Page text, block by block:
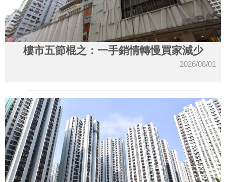
樓市五節棍之：一手銷情轉慢買家減少
2026/08/01